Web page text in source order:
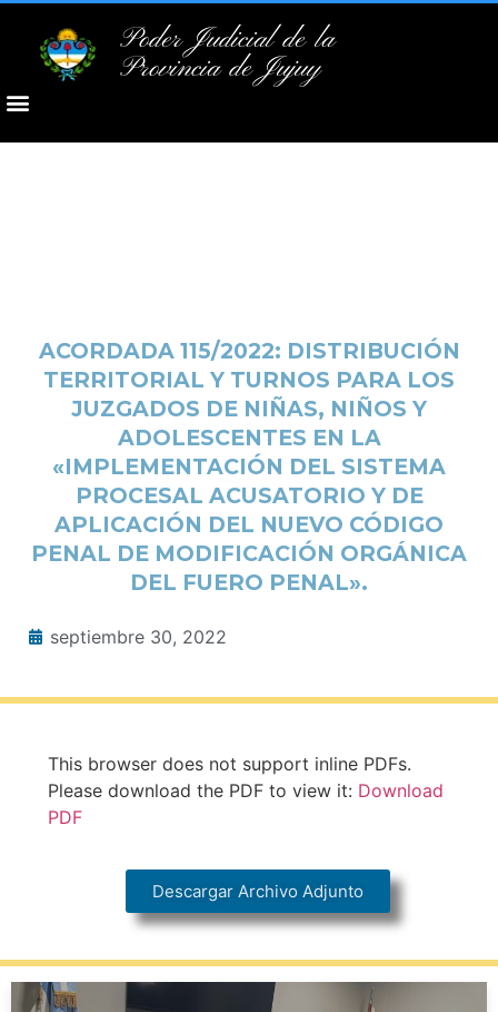
Poder Judicial de la
Provincia de Jujuy
ACORDADA 115/2022: DISTRIBUCIÓN
TERRITORIAL Y TURNOS PARA LOS
JUZGADOS DE NIÑAS, NIÑOS Y
ADOLESCENTES EN LA
«IMPLEMENTACIÓN DEL SISTEMA
PROCESAL ACUSATORIO Y DE
APLICACIÓN DEL NUEVO CÓDIGO
PENAL DE MODIFICACIÓN ORGÁNICA
DEL FUERO PENAL».
septiembre 30, 2022
This browser does not support inline PDFs.
Please download the PDF to view it: Download
PDF
Descargar Archivo Adjunto